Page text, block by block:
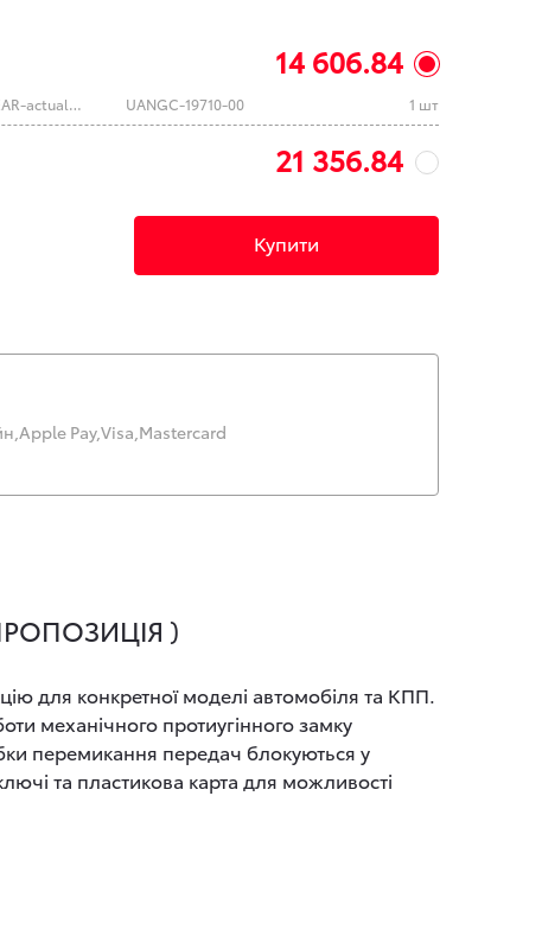
14 606.84
Замок CONSTRUCT механічний GEAR-actual G2 1971 TOYOTA Rav4 A 2KEY 2019--- UANGC-19710-00 1 шт
21 356.84
Купити
Apple Pay,Visa,Mastercard
)
для конкретної моделі автомобіля та КПП.
механічного протиугінного замку
перемикання передач блокуються у
та пластикова карта для можливості